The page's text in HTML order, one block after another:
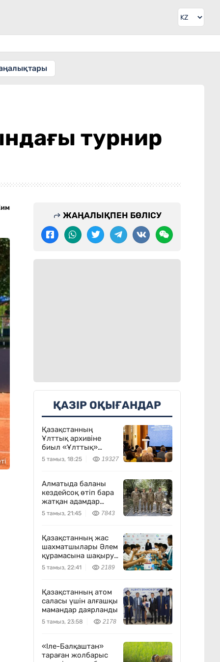
турнир
ЖАҢАЛЫҚПЕН БӨЛІСУ
ҚАЗІР ОҚЫҒАНДАР
Қазақстанның
Ұлттық архивіне
биыл «Ұлттық»
мәртебе беріледі
5 тамыз, 18:25 19327
Алматыда баланы
кездейсоқ өтіп бара
жатқан адамдар
құтқарып қалды,
шықты
5 тамыз, 21:45 7843
Қазақстанның жас
шахматшылары Әлем
құрамасына шақыру
тастап, жеңіске жетті
5 тамыз, 22:41 2189
Қазақстанның атом
саласы үшін алғашқы
мамандар даярланды
5 тамыз, 23:58 2178
«Іле-Балқаштан»
тараған жолбарыс